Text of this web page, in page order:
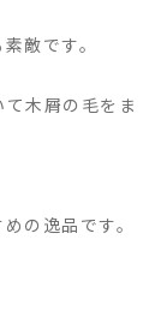
敵です。
木屑の毛をま
の逸品です。